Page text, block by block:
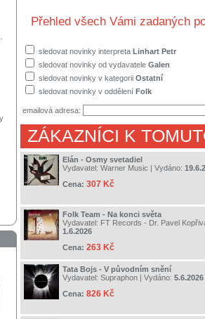
Přehled všech Vámi zadaných
sledovat novinky interpreta Linhart Petr
sledovat novinky od vydavatele Galen
sledovat novinky v kategorii Ostatní
sledovat novinky v oddělení Folk
emailová adresa:
ZÁKAZNÍCI K
Elán - Osmy svetadiel
Vydavatel: Warner Music | Vydáno:
Cena: 307 Kč
Folk Team - Na konci světa
Vydavatel: FT Records - Dr. Pavel
1.6.2026
Cena: 263 Kč
Tata Bojs - V původním snění
Vydavatel: Supraphon | Vydáno: 5.6.2026
Cena: 826 Kč